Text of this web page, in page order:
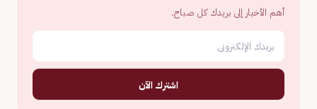
أهم الأخبار إلى بريدك كل صباح.
اشترك الآن